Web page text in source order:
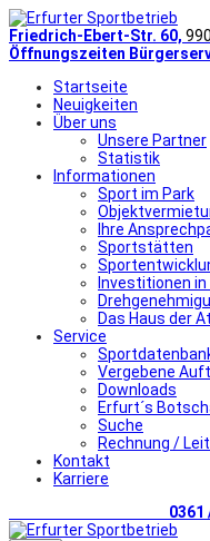
Friedrich-Ebert-Str. 60,
Öffnungszeiten
Startseite
Neuigkeiten
Über uns
Unsere Partner
Statistik
Informationen
Sport im Park
Ihre
Sportstätten
Investitionen
Das Haus der
Service
Vergebene
Downloads
Erfurt´s
Suche
Rechnung /
Kontakt
Karriere
0361